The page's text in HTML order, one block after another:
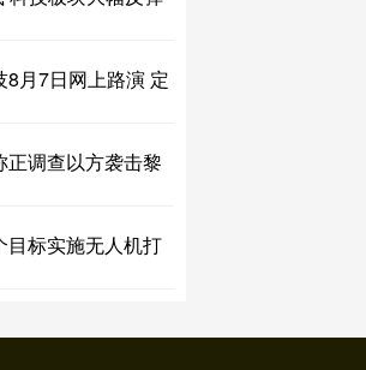
月7日网上路演 定
正调查以方袭击黎
目标实施无人机打